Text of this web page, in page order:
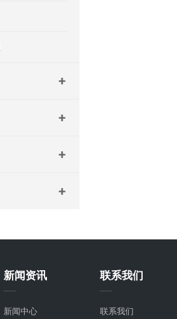
新闻资讯
新闻中心
联系我们
联系我们